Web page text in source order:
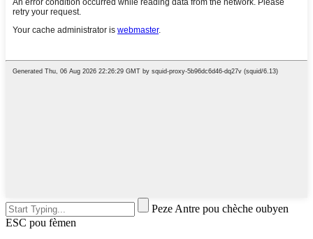
Peze Antre pou chèche oubyen
ESC pou fèmen